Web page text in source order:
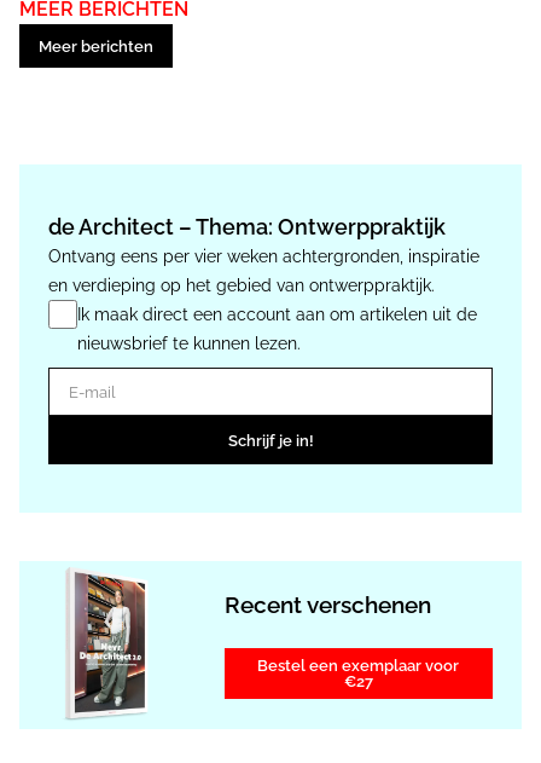
MEER BERICHTEN
Meer berichten
de Architect – Thema: Ontwerppraktijk
Ontvang eens per vier weken achtergronden, inspiratie
en verdieping op het gebied van ontwerppraktijk.
Ik maak direct een account aan om artikelen uit de
nieuwsbrief te kunnen lezen.
E-mail
Schrijf je in!
Recent verschenen
Bestel een exemplaar voor
€27